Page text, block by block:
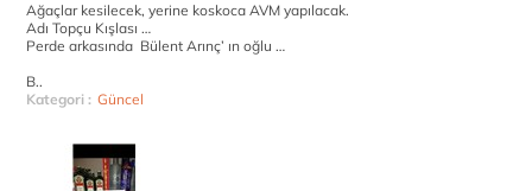
Ağaçlar kesilecek, yerine koskoca AVM yapılacak.
Adı Topçu Kışlası …
Perde arkasında Bülent Arınç’ ın oğlu …
B..
Kategori : Güncel